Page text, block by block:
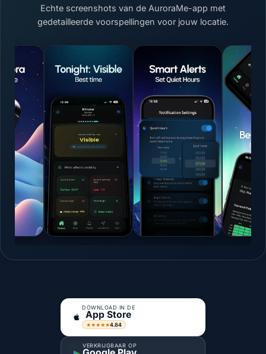
Echte screenshots van de AuroraMe-app met
gedetailleerde voorspellingen voor jouw locatie.
DOWNLOAD IN DE
App Store
★★★★★4.84
VERKRIJGBAAR OP